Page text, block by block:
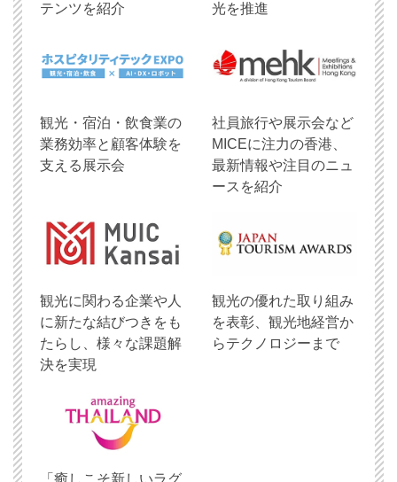
テンツを紹介
光を推進
観光・宿泊・飲食業の
業務効率と顧客体験を
支える展示会
社員旅行や展示会など
MICEに注力の香港、
最新情報や注目のニュ
ースを紹介
観光に関わる企業や人
に新たな結びつきをも
たらし、様々な課題解
決を実現
観光の優れた取り組み
を表彰、観光地経営か
らテクノロジーまで
「癒しこそ新しいラグ